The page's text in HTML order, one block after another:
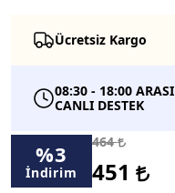
Ücretsiz Kargo
08:30 - 18:00 ARASI
CANLI DESTEK
%3
İndirim
464
451